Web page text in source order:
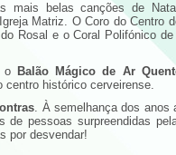
mais belas canções de
Matriz. O Coro do Centro
Rosal e o Coral Polifónico
o Balão Mágico de Ar
centro histórico cerveirense.
. À semelhança dos anos
de pessoas surpreendidas
por desvendar!